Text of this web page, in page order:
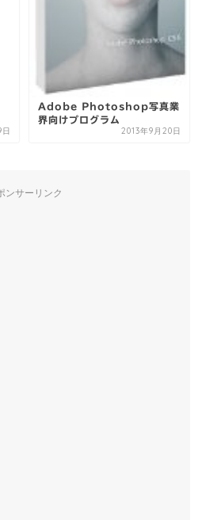
Adobe Photoshop写真業
界向けプログラム
2013年9月20日
ンサーリンク